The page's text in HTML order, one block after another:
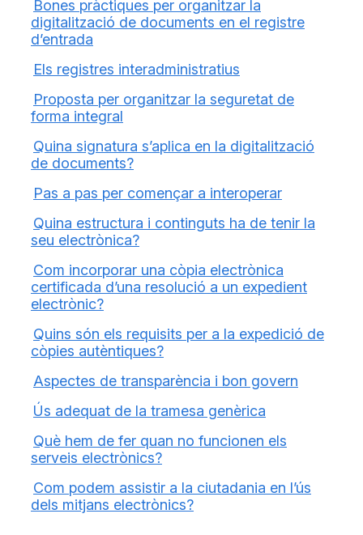
Bones pràctiques per organitzar la
digitalització de documents en el registre
d’entrada
Els registres interadministratius
Proposta per organitzar la seguretat de
forma integral
Quina signatura s’aplica en la digitalització
de documents?
Pas a pas per començar a interoperar
Quina estructura i continguts ha de tenir la
seu electrònica?
Com incorporar una còpia electrònica
certificada d’una resolució a un expedient
electrònic?
Quins són els requisits per a la expedició de
còpies autèntiques?
Aspectes de transparència i bon govern
Ús adequat de la tramesa genèrica
Què hem de fer quan no funcionen els
serveis electrònics?
Com podem assistir a la ciutadania en l’ús
dels mitjans electrònics?